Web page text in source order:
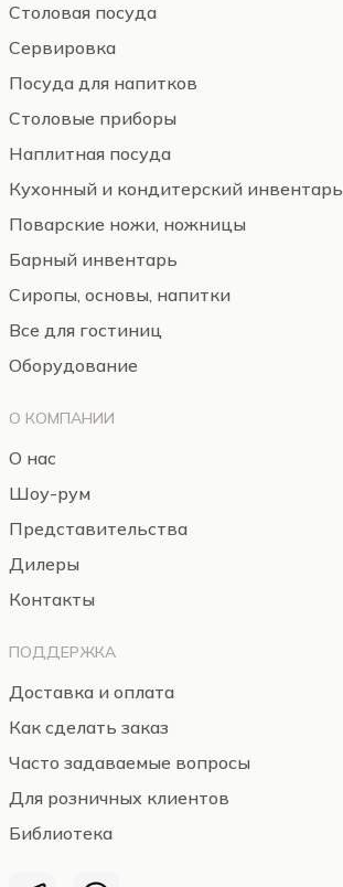
Столовая посуда
Сервировка
Посуда для напитков
Столовые приборы
Наплитная посуда
Кухонный и кондитерский инвентарь
Поварские ножи, ножницы
Барный инвентарь
Сиропы, основы, напитки
Все для гостиниц
Оборудование
О КОМПАНИИ
О нас
Шоу-рум
Представительства
Дилеры
Контакты
ПОДДЕРЖКА
Доставка и оплата
Как сделать заказ
Часто задаваемые вопросы
Для розничных клиентов
Библиотека